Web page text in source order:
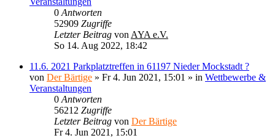
0 Antworten
52909 Zugriffe
Letzter Beitrag von AYA e.V.
So 14. Aug 2022, 18:42
11.6. 2021 Parkplatztreffen in 61197 Nieder Mockstadt ?
von Der Bärtige » Fr 4. Jun 2021, 15:01 » in Wettbewerbe &
Veranstaltungen
0 Antworten
56212 Zugriffe
Letzter Beitrag von Der Bärtige
Fr 4. Jun 2021, 15:01